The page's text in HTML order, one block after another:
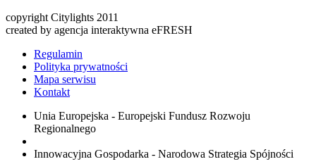
copyright Citylights 2011
created by agencja interaktywna eFRESH
Regulamin
Polityka prywatności
Mapa serwisu
Kontakt
Unia Europejska - Europejski Fundusz Rozwoju
Regionalnego
Innowacyjna Gospodarka - Narodowa Strategia Spójności